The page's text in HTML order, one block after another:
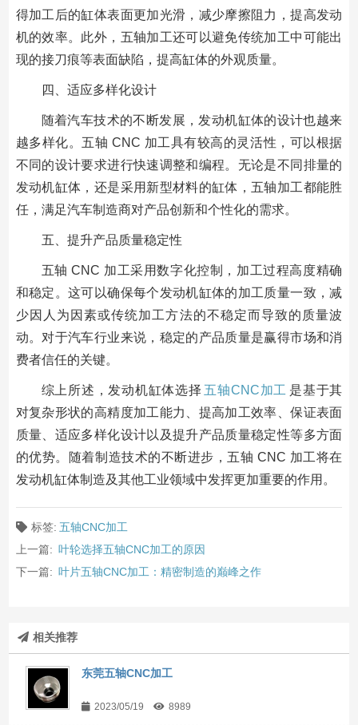
得加工后的缸体表面更加光滑，减少摩擦阻力，提高发动
机的效率。此外，五轴加工还可以避免传统加工中可能出
现的接刀痕等表面缺陷，提高缸体的外观质量。
四、适应多样化设计
随着汽车技术的不断发展，发动机缸体的设计也越来
越多样化。五轴 CNC 加工具有较高的灵活性，可以根据
不同的设计要求进行快速调整和编程。无论是不同排量的
发动机缸体，还是采用新型材料的缸体，五轴加工都能胜
任，满足汽车制造商对产品创新和个性化的需求。
五、提升产品质量稳定性
五轴 CNC 加工采用数字化控制，加工过程高度精确
和稳定。这可以确保每个发动机缸体的加工质量一致，减
少因人为因素或传统加工方法的不稳定而导致的质量波
动。对于汽车行业来说，稳定的产品质量是赢得市场和消
费者信任的关键。
综上所述，发动机缸体选择 五轴CNC加工 是基于其
对复杂形状的高精度加工能力、提高加工效率、保证表面
质量、适应多样化设计以及提升产品质量稳定性等多方面
的优势。随着制造技术的不断进步，五轴 CNC 加工将在
发动机缸体制造及其他工业领域中发挥更加重要的作用。
标签: 五轴CNC加工
上一篇: 叶轮选择五轴CNC加工的原因
下一篇: 叶片五轴CNC加工：精密制造的巅峰之作
相关推荐
东莞五轴CNC加工
2023/05/19 8989